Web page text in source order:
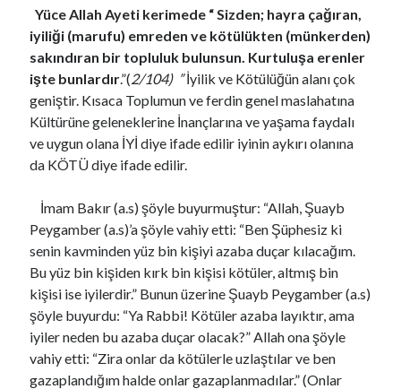
Yüce Allah Ayeti kerimede “ Sizden; hayra çağıran,
iyiliği (marufu) emreden ve kötülükten (münkerden)
sakındıran bir topluluk bulunsun. Kurtuluşa erenler
işte bunlardır.”(2/104) ”İyilik ve Kötülüğün alanı çok
geniştir. Kısaca Toplumun ve ferdin genel maslahatına
Kültürüne geleneklerine İnançlarına ve yaşama faydalı
ve uygun olana İYİ diye ifade edilir iyinin aykırı olanına
da KÖTÜ diye ifade edilir.
İmam Bakır (a.s) şöyle buyurmuştur: “Allah, Şuayb
Peygamber (a.s)’a şöyle vahiy etti: “Ben Şüphesiz ki
senin kavminden yüz bin kişiyi azaba duçar kılacağım.
Bu yüz bin kişiden kırk bin kişisi kötüler, altmış bin
kişisi ise iyilerdir.” Bunun üzerine Şuayb Peygamber (a.s)
şöyle buyurdu: “Ya Rabbi! Kötüler azaba layıktır, ama
iyiler neden bu azaba duçar olacak?” Allah ona şöyle
vahiy etti: “Zira onlar da kötülerle uzlaştılar ve ben
gazaplandığım halde onlar gazaplanmadılar.” (Onlar